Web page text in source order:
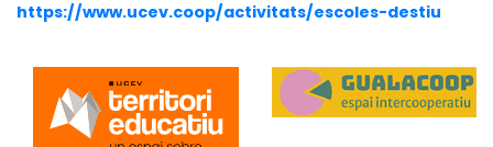
https://www.ucev.coop/activitats/escoles-destiu